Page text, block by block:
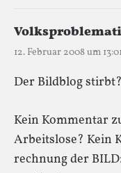
12. Februar 2008 um
Der Bildblog stirbt?
Kein Kommentar
Arbeitslose? Kein
rechnung der